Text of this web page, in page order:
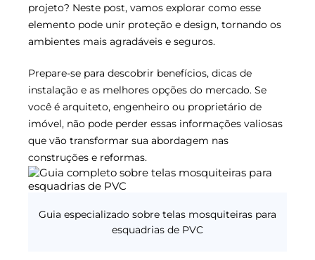
projeto? Neste post, vamos explorar como esse
elemento pode unir proteção e design, tornando os
ambientes mais agradáveis e seguros.
Prepare-se para descobrir benefícios, dicas de
instalação e as melhores opções do mercado. Se
você é arquiteto, engenheiro ou proprietário de
imóvel, não pode perder essas informações valiosas
que vão transformar sua abordagem nas
construções e reformas.
Guia especializado sobre telas mosquiteiras para
esquadrias de PVC